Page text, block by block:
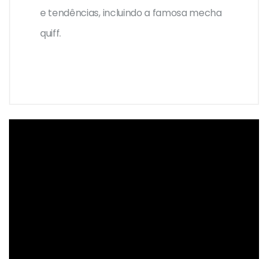
e tendências, incluindo a famosa mecha
quiff.